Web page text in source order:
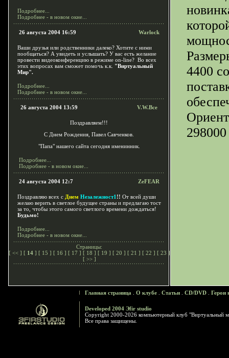
Подробнее...
Подробнее - в новом окне...
26 августа 2004 16:59 Warlock
Ваши друзья или родственники далеко? Хотите с ними
пообщаться? А увидеть и услышать? У вас есть желание
провести видеоконференцию в режиме on-line? Во всех
этих вопросах вам сможет помочь к.к. "Виртуальный
Мир".
Подробнее...
Подробнее - в новом окне...
26 августа 2004 13:59 V.W.Bce
Поздравляем!!!
С Днем Рождения, Павел Савченков.
"Папа" нашего сайта сегодня именинник.
Подробнее...
Подробнее - в новом окне...
24 августа 2004 12:7 ZeFEAR
Поздравляю всех с Днем Незалежност1 !! От всей души
желаю верить в светлое будущее страны и предлагаю тост
за то, чтобы этого самого светлого времени дождаться!
Будьмо!
Подробнее...
Подробнее - в новом окне...
Страницы:
[ << ] [ 14] [ 15 ] [ 16 ] [ 17 ] [ 18 ] [ 19 ] [ 20 ] [ 21 ] [ 22 ] [ 23 ]
[ >> ]
4400
Главная страница О клубе Статьи CD/DVD Герои
Developed 2004 Эfir studio
Copyright 2000-2026 компьютерный клуб "Виртуальный
Все права защищены.